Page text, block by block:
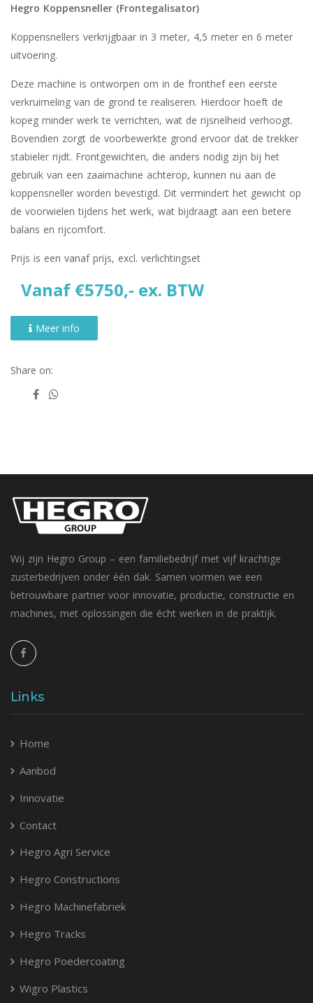
Hegro Koppensneller (Frontegalisator)
Koppensnellers verkrijgbaar in 3 meter, 4,5 meter en 6 meter
uitvoering.
Deze machine is ontworpen om in de fronthef een eerste
verkruimeling van de grond te realiseren. Hierdoor hoeft de
kopeg minder werk te verrichten, wat de rijsnelheid verhoogt.
Bovendien zorgt de voorbewerkte grond ervoor dat de trekker
stabieler rijdt. Frontgewichten, die anders nodig zijn bij het
gebruik van een zaaimachine achterop, kunnen nu aan de
koppensneller worden bevestigd. Dit vermindert het gewicht op
de voorwielen tijdens het werk, wat bijdraagt aan een betere
balans en rijcomfort.
Prijs is een vanaf prijs, excl. verlichtingset
Vanaf €5750,- ex. BTW
Meer info
Share on:
Wij zijn Hegro Group – een familiebedrijf met vijf krachtige
zusterbedrijven onder één dak. Samen vormen we een
betrouwbare partner voor innovatie, productie, constructie en
machines, met oplossingen die écht werken in de praktijk.
Links
Home
Aanbod
Innovatie
Contact
Hegro Agri Service
Hegro Constructions
Hegro Machinefabriek
Hegro Tracks
Hegro Poedercoating
Wigro Plastics